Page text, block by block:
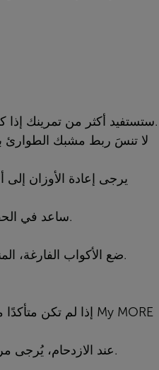
• ستستفيد أكثر من تمرينك إذا كنت ترتدي الملابس المناسبة، لذا يُرجى دائمًا ارتداء أحذية التدريب الرياضية.
• ساعد في الحفاظ على معداتنا بحالة جيدة من خلال إحضار منشفة لتجفيف ما استخدمته.
• ضع الأكواب الفارغة، المناشف الورقية المستعملة، والزجاجات في صناديق إعادة التدوير المخصصة.
My MORE
• عند الازدحام، يُرجى مراعاة الأعضاء الآخرين الذين قد يرغبون في استخدام الجهاز الذي تستخدمه.